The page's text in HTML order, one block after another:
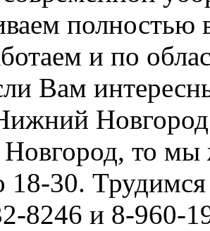
полностью
и по
Вам
то мы
18-30.
8246 и 8-960-